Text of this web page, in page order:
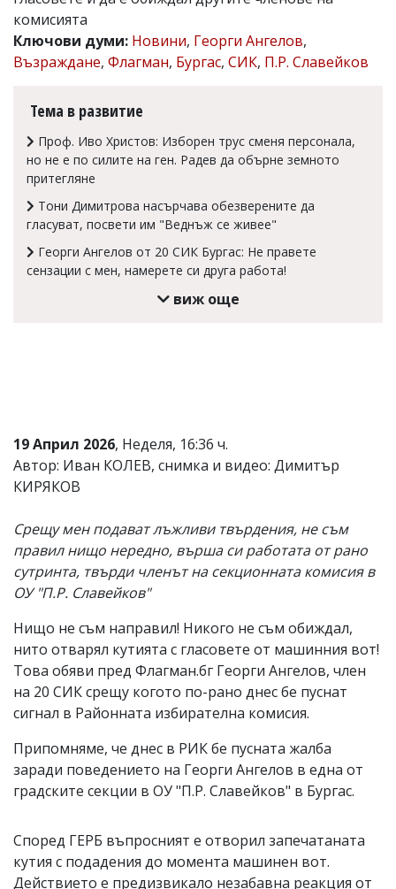
Коментарите
под
статиите
се
читателите
редакцията
носи
тях!
откриете
обиден
комисията
Ключови думи: Новини, Георги Ангелов,
Възраждане, Флагман, Бургас, СИК, П.Р. Славейков
Тема в развитие
Проф. Иво Христов: Изборен трус сменя персонала,
но не е по силите на ген. Радев да обърне земното
притегляне
Тони Димитрова насърчава обезверените да
гласуват, посвети им "Веднъж се живее"
Георги Ангелов от 20 СИК Бургас: Не правете
сензации с мен, намерете си друга работа!
виж още
19 Април 2026, Неделя, 16:36 ч.
Автор: Иван КОЛЕВ, снимка и видео: Димитър
КИРЯКОВ
Срещу мен подават лъжливи твърдения, не съм
правил нищо нередно, върша си работата от рано
сутринта, твърди членът на секционната комисия в
ОУ "П.Р. Славейков"
Нищо не съм направил! Никого не съм обиждал,
нито отварял кутията с гласовете от машинния вот!
Това обяви пред Флагман.бг Георги Ангелов, член
на 20 СИК срещу когото по-рано днес бе пуснат
сигнал в Районната избирателна комисия.
Припомняме, че днес в РИК бе пусната жалба
заради поведението на Георги Ангелов в една от
градските секции в ОУ "П.Р. Славейков" в Бургас.
Според ГЕРБ въпросният е отворил запечатаната
кутия с подадения до момента машинен вот.
Действието е предизвикало незабавна реакция от